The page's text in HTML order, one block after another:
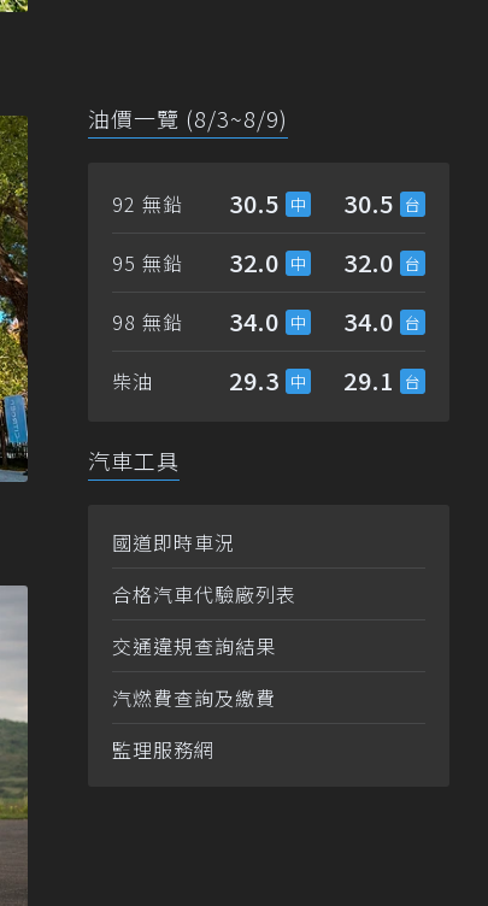
油價一覽 (8/3~8/9)
92 無鉛 30.5 30.5
95 無鉛 32.0 32.0
98 無鉛 34.0 34.0
柴油 29.3 29.1
汽車工具
國道即時車況
合格汽車代驗廠列表
交通違規查詢結果
汽燃費查詢及繳費
監理服務網